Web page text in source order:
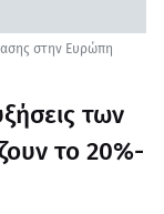
στην Ευρώπη
των
το 20%-